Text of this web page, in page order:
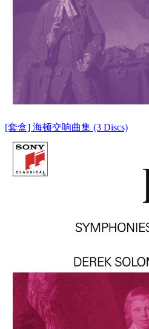
[套盒] 海顿交响曲集 (3 Discs)